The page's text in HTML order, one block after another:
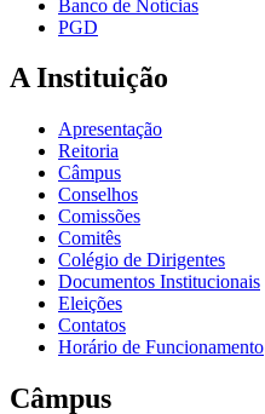
Banco de Notícias
PGD
A Instituição
Apresentação
Reitoria
Câmpus
Conselhos
Comissões
Comitês
Colégio de Dirigentes
Documentos Institucionais
Eleições
Contatos
Horário de Funcionamento
Câmpus